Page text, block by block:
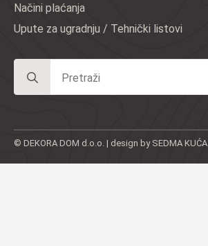
Načini plaćanja
Upute za ugradnju / Tehnički listovi
for:
© DEKORA DOM d.o.o. | design by SEDMA KUĆA